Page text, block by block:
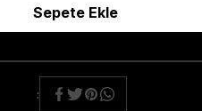
Sepete Ekle